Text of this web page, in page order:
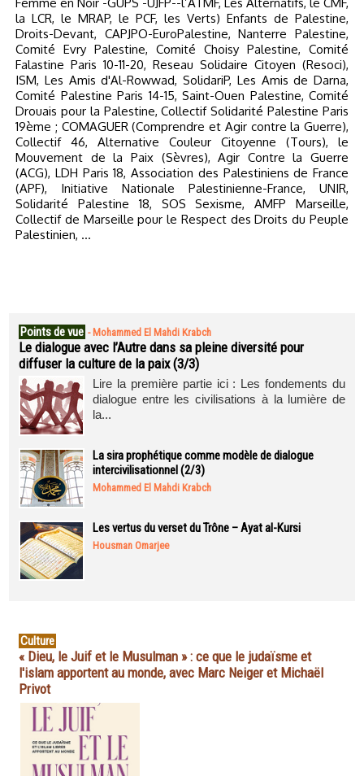
la LCR, le MRAP, le PCF, les Verts) Enfants de Palestine,
Droits-Devant, CAPJPO-EuroPalestine, Nanterre Palestine,
Comité Evry Palestine, Comité Choisy Palestine, Comité
Falastine Paris 10-11-20, Reseau Solidaire Citoyen (Resoci),
ISM, Les Amis d'Al-Rowwad, SolidariP, Les Amis de Darna,
Comité Palestine Paris 14-15, Saint-Ouen Palestine, Comité
Drouais pour la Palestine, Collectif Solidarité Palestine Paris
19ème ; COMAGUER (Comprendre et Agir contre la Guerre),
Collectif 46, Alternative Couleur Citoyenne (Tours), le
Mouvement de la Paix (Sèvres), Agir Contre la Guerre
(ACG), LDH Paris 18, Association des Palestiniens de France
(APF), Initiative Nationale Palestinienne-France, UNIR,
Solidarité Palestine 18, SOS Sexisme, AMFP Marseille,
Collectif de Marseille pour le Respect des Droits du Peuple
Palestinien, …
Points de vue - Mohammed El Mahdi Krabch
Le dialogue avec l’Autre dans sa pleine diversité pour
diffuser la culture de la paix (3/3)
Lire la première partie ici : Les fondements du
dialogue entre les civilisations à la lumière de
la...
La sira prophétique comme modèle de dialogue
intercivilisationnel (2/3)
Mohammed El Mahdi Krabch
Les vertus du verset du Trône – Ayat al-Kursi
Housman Omarjee
Culture
« Dieu, le Juif et le Musulman » : ce que le judaïsme et
l'islam apportent au monde, avec Marc Neiger et Michaël
Privot